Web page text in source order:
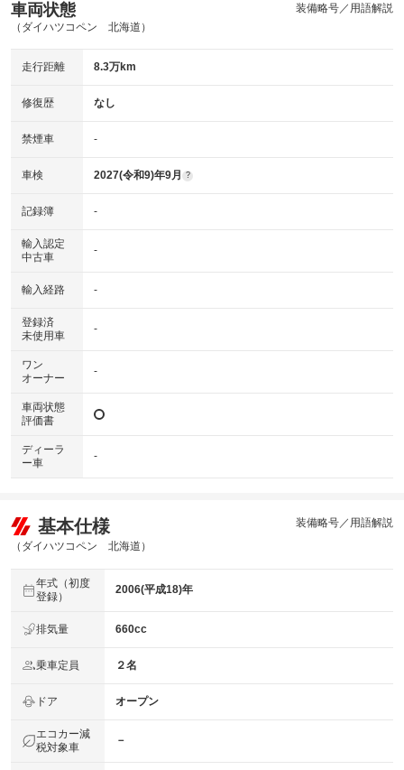
車両状態
（ダイハツコペン 北海道）
装備略号／用語解説
走行距離 8.3万km
修復歴 なし
禁煙車 -
車検 2027(令和9)年9月 ?
記録簿 -
輸入認定
中古車
-
輸入経路 -
登録済
未使用車
-
ワン
オーナー
-
車両状態
評価書
ディーラ
ー車
-
基本仕様
（ダイハツコペン 北海道）
装備略号／用語解説
年式（初度
登録）
2006(平成18)年
排気量 660cc
乗車定員 ２名
ドア オープン
エコカー減
税対象車
－